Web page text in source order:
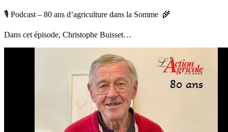
🎙️ Podcast – 80 ans d’agriculture dans la Somme 🌾
Dans cet épisode, Christophe Buisset…